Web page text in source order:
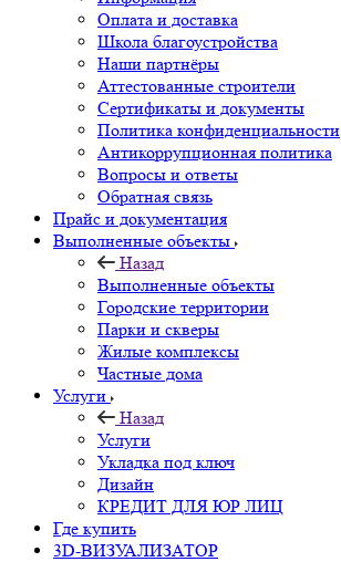
Оплата и доставка
Школа благоустройства
Наши партнёры
Аттестованные строители
Сертификаты и документы
Политика конфиденциальности
Антикоррупционная политика
Вопросы и ответы
Обратная связь
Прайс и документация
Выполненные объекты
Назад
Выполненные объекты
Городские территории
Парки и скверы
Жилые комплексы
Частные дома
Услуги
Назад
Услуги
Укладка под ключ
Дизайн
КРЕДИТ ДЛЯ ЮР ЛИЦ
Где купить
3D-ВИЗУАЛИЗАТОР